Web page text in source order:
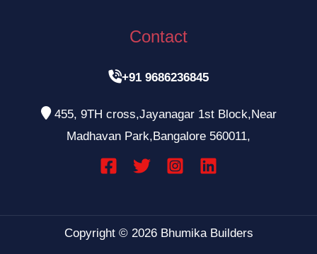
Contact
+91 9686236845
455, 9TH cross,Jayanagar 1st Block,Near
Madhavan Park,Bangalore 560011,
Copyright © 2026 Bhumika Builders